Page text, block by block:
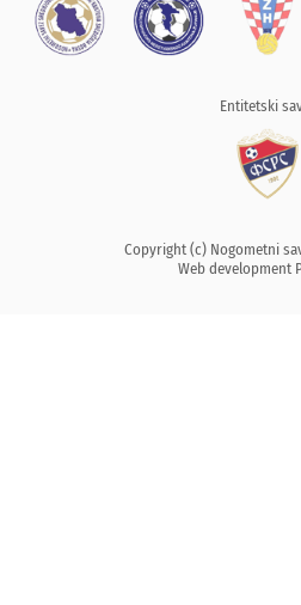
Entitetski
Copyright (c) Nogometni
Web development